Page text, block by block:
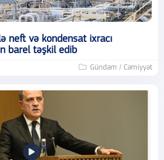
neft və kondensat ixracı
barel təşkil edib
Gündəm / Cəmiyyət